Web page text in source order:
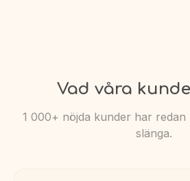
Vad våra
1 000+ nöjda kunder har redan
slänga.